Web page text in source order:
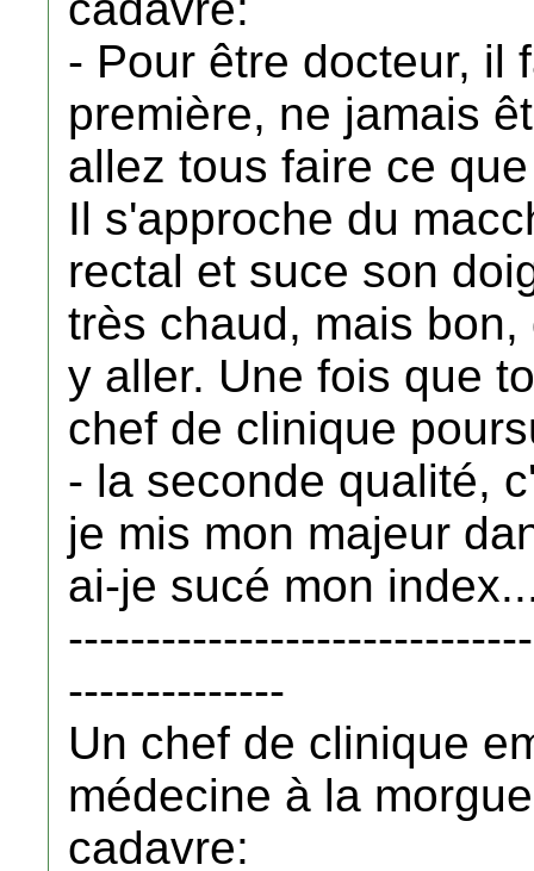
- Pour être docteur, il
première, ne jamais
allez tous faire ce
Il s'approche du
rectal et suce son
très chaud, mais
y aller. Une fois que
chef de clinique
- la seconde qualité,
je mis mon majeur
ai-je sucé mon
--------------
Un chef de clinique
médecine à la
cadavre: